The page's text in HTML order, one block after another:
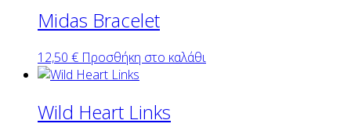
Midas Bracelet
12,50 € Προσθήκη στο καλάθι
Wild Heart Links